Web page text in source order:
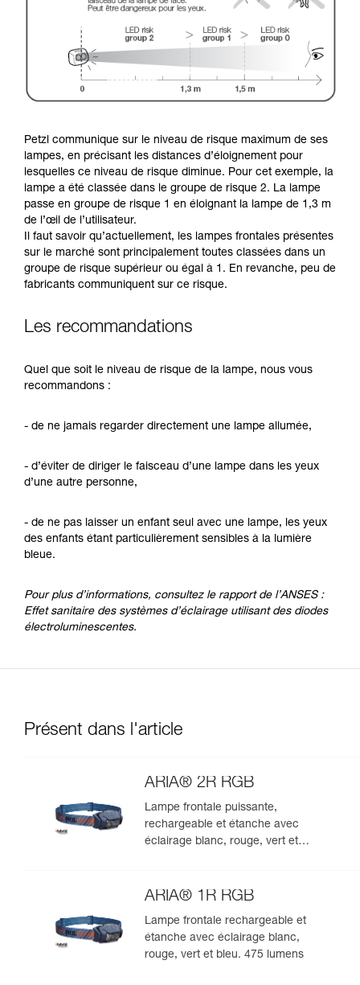
Petzl communique sur le niveau de risque maximum de ses
lampes, en précisant les distances d’éloignement pour
lesquelles ce niveau de risque diminue. Pour cet exemple, la
lampe a été classée dans le groupe de risque 2. La lampe
passe en groupe de risque 1 en éloignant la lampe de 1,3 m
de l’œil de l’utilisateur.
Il faut savoir qu’actuellement, les lampes frontales présentes
sur le marché sont principalement toutes classées dans un
groupe de risque supérieur ou égal à 1. En revanche, peu de
fabricants communiquent sur ce risque.
Les recommandations
Quel que soit le niveau de risque de la lampe, nous vous
recommandons :
- de ne jamais regarder directement une lampe allumée,
- d’éviter de diriger le faisceau d’une lampe dans les yeux
d’une autre personne,
- de ne pas laisser un enfant seul avec une lampe, les yeux
des enfants étant particulièrement sensibles à la lumière
bleue.
Pour plus d’informations, consultez le rapport de l’ANSES :
Effet sanitaire des systèmes d’éclairage utilisant des diodes
électroluminescentes.
Présent dans l'article
ARIA® 2R RGB
Lampe frontale puissante,
rechargeable et étanche avec
éclairage blanc, rouge, vert et
ARIA® 1R RGB
Lampe frontale rechargeable et
étanche avec éclairage blanc,
rouge, vert et bleu. 475 lumens